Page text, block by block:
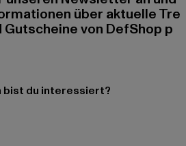
über aktuelle Tre
Gutscheine von DefShop p
bist du interessiert?